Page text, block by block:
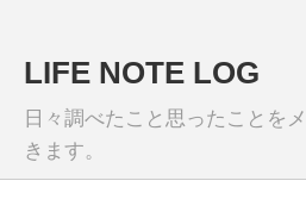
LIFE NOTE LOG
日々調べたこと思ったことを
きます。